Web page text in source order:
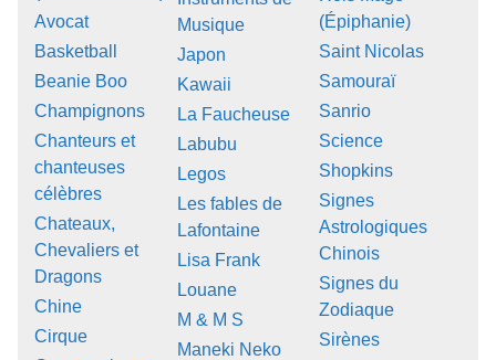
Avocat
Basketball
Beanie Boo
Champignons
Chanteurs et
chanteuses
célèbres
Chateaux,
Chevaliers et
Dragons
Chine
Cirque
Musique
Japon
Kawaii
La Faucheuse
Labubu
Legos
Les fables de
Lafontaine
Lisa Frank
Louane
M & M S
Maneki Neko
(Épiphanie)
Saint Nicolas
Samouraï
Sanrio
Science
Shopkins
Signes
Astrologiques
Chinois
Signes du
Zodiaque
Sirènes